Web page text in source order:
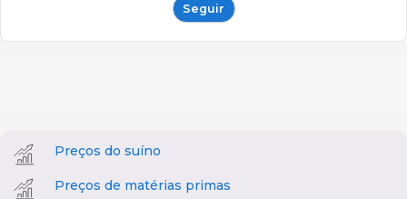
Seguir
Preços do suíno
Preços de matérias primas